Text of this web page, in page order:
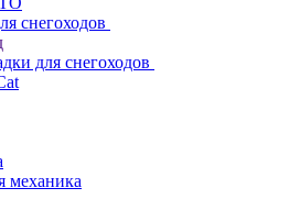
снегоходов
для снегоходов
механика